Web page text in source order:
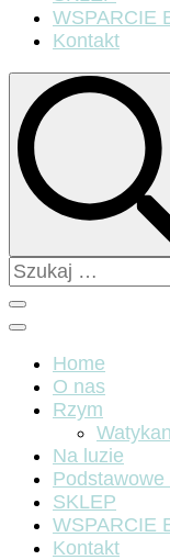
WSPARCIE
Kontakt
Szukaj:
Home
O nas
Rzym
Watykan
Na luzie
SKLEP
WSPARCIE
Kontakt